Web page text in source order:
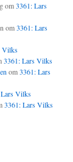
om3361: Lars
om3361: Lars
Vilks
3361: Lars Vilks
om3361: Lars
Vilks
3361: Lars Vilks